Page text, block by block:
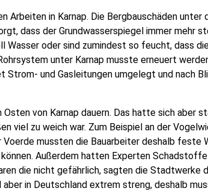
Arbeiten in Karnap. Die Bergbauschäden unter
dass der Grundwasserspiegel immer mehr
Wasser oder sind zumindest so feucht, dass
unter Karnap musste erneuert
und Gasleitungen umgelegt und nach
von Karnap dauern. Das hatte sich aber
viel zu weich war. Zum Beispiel an der
Voerde mussten die Bauarbeiter deshalb feste
Außerdem hatten Experten
die nicht gefährlich, sagten die Stadtwerke
in Deutschland extrem streng, deshalb